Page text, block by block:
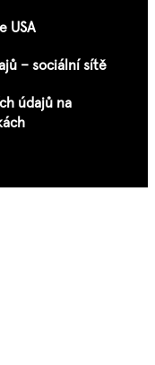
USA
– sociální sítě
údajů na